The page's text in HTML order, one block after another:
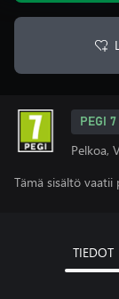
PEGI 7
Pelkoa,
Tämä sisältö vaatii
TIEDOT